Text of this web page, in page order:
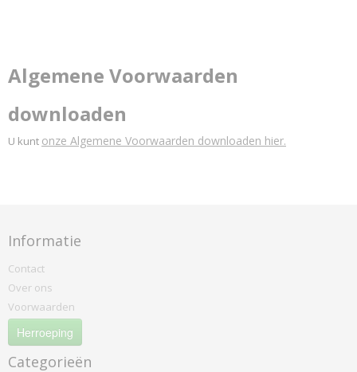
Algemene Voorwaarden
downloaden
U kunt onze Algemene Voorwaarden downloaden hier.
Informatie
Contact
Over ons
Voorwaarden
Herroeping
Categorieën